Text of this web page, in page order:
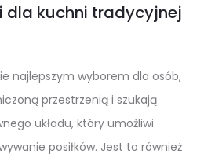
dla kuchni tradycyjnej
najlepszym wyborem dla osób,
przestrzenią i szukają
układu, który umożliwi
posiłków. Jest to również